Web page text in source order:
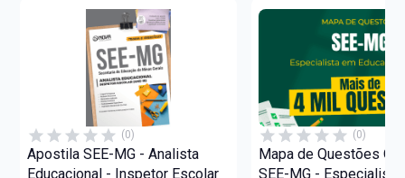
(0)
Apostila SEE-MG - Analista
Educacional - Inspetor Escolar
(0)
Mapa de Questões
SEE-MG - Especialista